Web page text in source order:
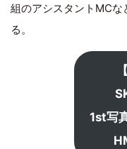
組のアシスタントMCな
る。
1st写